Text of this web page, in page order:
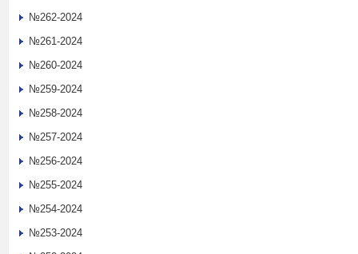
№262-2024
№261-2024
№260-2024
№259-2024
№258-2024
№257-2024
№256-2024
№255-2024
№254-2024
№253-2024